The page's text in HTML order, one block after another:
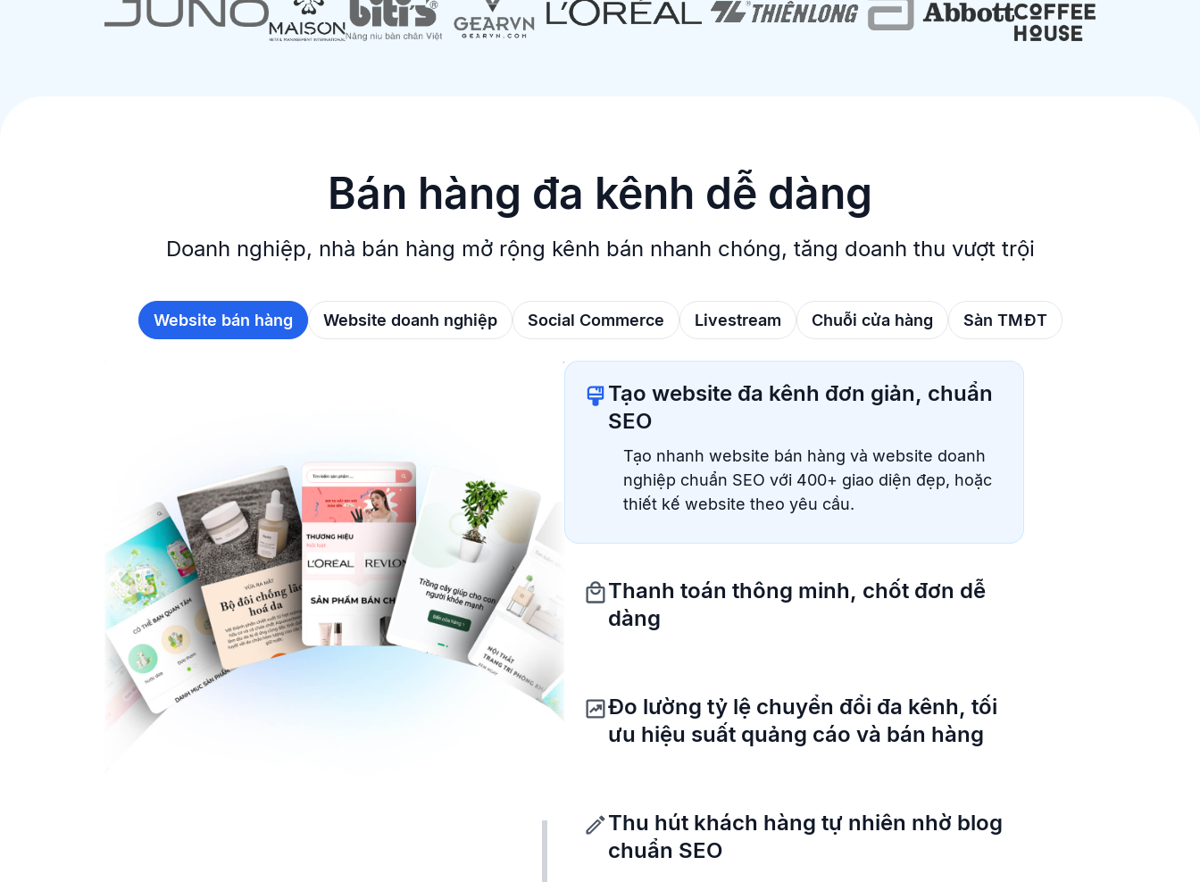
Bán hàng đa kênh dễ dàng
Doanh nghiệp, nhà bán hàng mở rộng kênh bán nhanh chóng, tăng doanh thu vượt trội
Website bán hàng Website doanh nghiệp Social Commerce Livestream Chuỗi cửa hàng Sàn TMĐT
Tạo website đa kênh đơn giản, chuẩn
SEO
Tạo nhanh website bán hàng và website doanh
nghiệp chuẩn SEO với 400+ giao diện đẹp, hoặc
thiết kế website theo yêu cầu.
Thanh toán thông minh, chốt đơn dễ
dàng
Đo lường tỷ lệ chuyển đổi đa kênh, tối
ưu hiệu suất quảng cáo và bán hàng
Thu hút khách hàng tự nhiên nhờ blog
chuẩn SEO